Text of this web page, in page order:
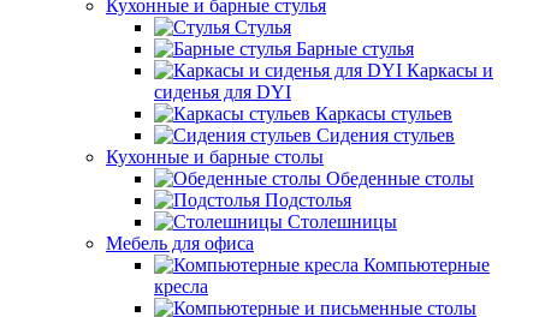
Кухонные и барные стулья
Стулья
Барные стулья
Каркасы и
сиденья для DYI
Каркасы стульев
Сидения стульев
Кухонные и барные столы
Обеденные столы
Подстолья
Столешницы
Мебель для офиса
Компьютерные
кресла